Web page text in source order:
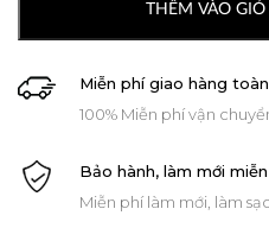
THÊM VÀO
Miễn phí giao hàng
100% Miễn phí vận
Bảo hành, làm mới
Miễn phí làm mới, làm